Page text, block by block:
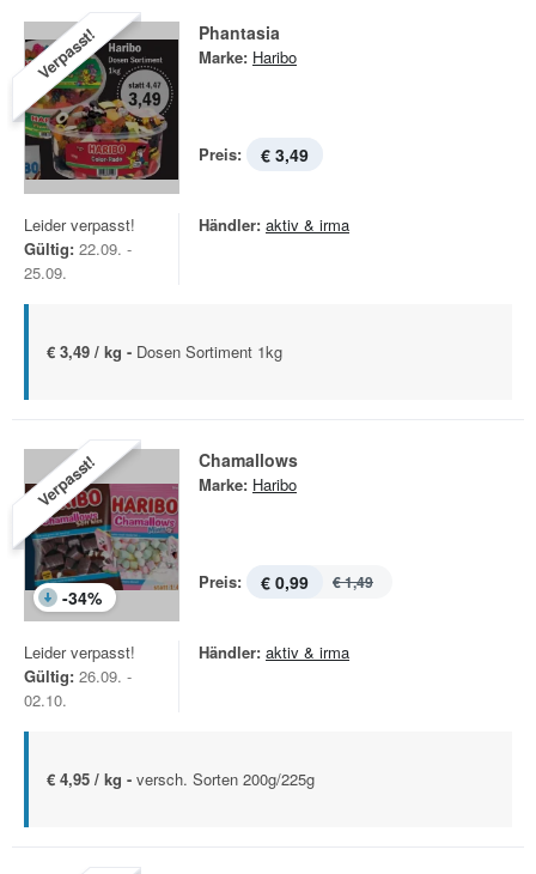
Verpasst! Phantasia
Marke: Haribo
Preis: € 3,49
Leider verpasst!
Gültig: 22.09. -
25.09.
Händler: aktiv & irma
€ 3,49 / kg - Dosen Sortiment 1kg
Verpasst!
-34%
Chamallows
Marke: Haribo
Preis: € 0,99 € 1,49
Leider verpasst!
Gültig: 26.09. -
02.10.
Händler: aktiv & irma
€ 4,95 / kg - versch. Sorten 200g/225g